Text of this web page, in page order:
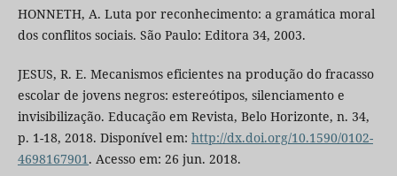
HONNETH, A. Luta por reconhecimento: a gramática moral
dos conflitos sociais. São Paulo: Editora 34, 2003.
JESUS, R. E. Mecanismos eficientes na produção do fracasso
escolar de jovens negros: estereótipos, silenciamento e
invisibilização. Educação em Revista, Belo Horizonte, n. 34,
p. 1-18, 2018. Disponível em: http://dx.doi.org/10.1590/0102-
4698167901. Acesso em: 26 jun. 2018.